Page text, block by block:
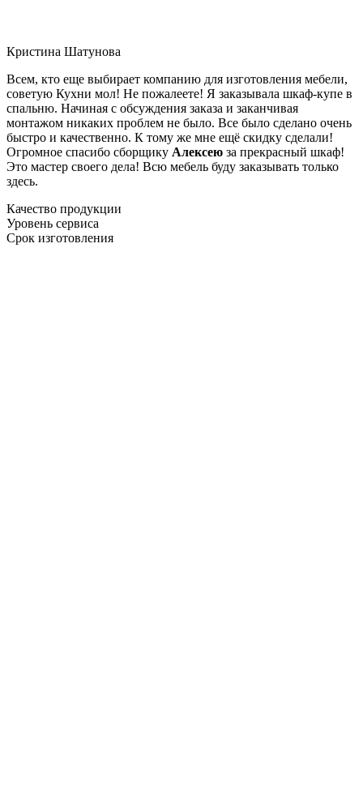
Кристина Шатунова
Всем, кто еще выбирает компанию для изготовления мебели,
советую Кухни мол! Не пожалеете! Я заказывала шкаф-купе в
спальню. Начиная с обсуждения заказа и заканчивая
монтажом никаких проблем не было. Все было сделано очень
быстро и качественно. К тому же мне ещё скидку сделали!
Огромное спасибо сборщику Алексею за прекрасный шкаф!
Это мастер своего дела! Всю мебель буду заказывать только
здесь.
Качество продукции
Уровень сервиса
Срок изготовления